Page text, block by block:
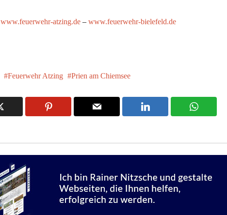
www.feuerwehr-atzing.de – www.feuerwehr-bielefeld.de
Feuerwehr Atzing Prien am Chiemsee